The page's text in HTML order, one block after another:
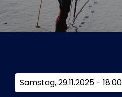
Tickets
Kurier Romy 2026
Samstag, 29.11.2025 - 18:00